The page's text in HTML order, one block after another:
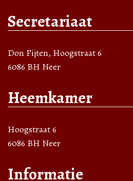
Secretariaat
Don Fijten, Hoogstraat 6
6086 BH Neer
Heemkamer
Hoogstraat 6
6086 BH Neer
Informatie